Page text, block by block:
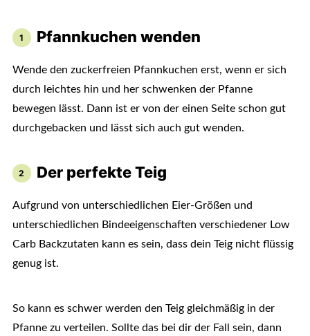
Pfannkuchen wenden
Wende den zuckerfreien Pfannkuchen erst, wenn er sich
durch leichtes hin und her schwenken der Pfanne
bewegen lässt. Dann ist er von der einen Seite schon gut
durchgebacken und lässt sich auch gut wenden.
Der perfekte Teig
Aufgrund von unterschiedlichen Eier-Größen und
unterschiedlichen Bindeeigenschaften verschiedener Low
Carb Backzutaten kann es sein, dass dein Teig nicht flüssig
genug ist.
So kann es schwer werden den Teig gleichmäßig in der
Pfanne zu verteilen. Sollte das bei dir der Fall sein, dann